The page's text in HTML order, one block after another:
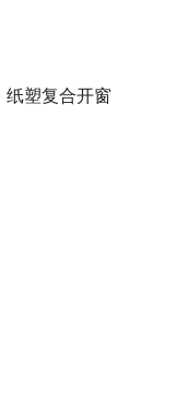
纸塑复合开窗